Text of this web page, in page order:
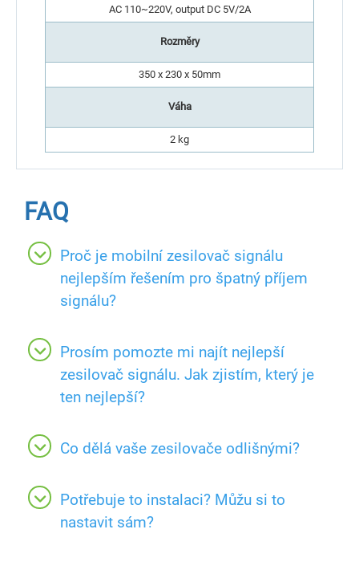
AC 110~220V, output DC 5V/2A
Rozměry
350 x 230 x 50mm
Váha
2 kg
FAQ
Proč je mobilní zesilovač signálu
nejlepším řešením pro špatný příjem
signálu?
Prosím pomozte mi najít nejlepší
zesilovač signálu. Jak zjistím, který je
ten nejlepší?
Co dělá vaše zesilovače odlišnými?
Potřebuje to instalaci? Můžu si to
nastavit sám?